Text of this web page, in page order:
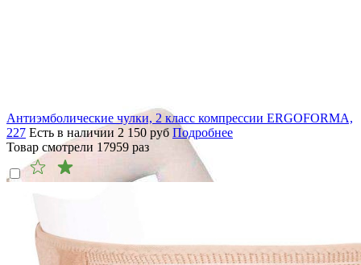
Антиэмболические чулки, 2 класс компрессии ERGOFORMA,
227 Есть в наличии 2 150 руб Подробнее
Товар смотрели 17959 раз